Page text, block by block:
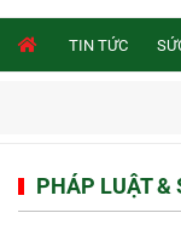
TIN TỨC
PHÁP LUẬT &